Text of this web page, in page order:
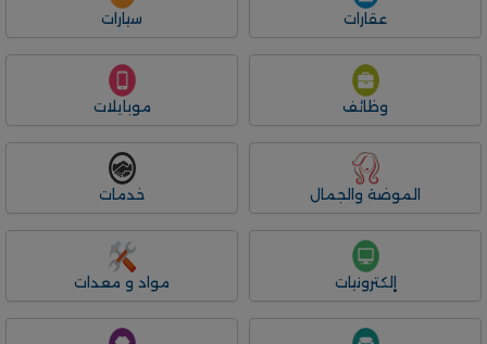
عقارات سيارات
وظائف موبايلات
الموضة والجمال خدمات
إلكترونيات مواد و معدات